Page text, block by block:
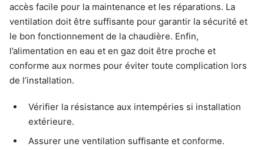
accès facile pour la maintenance et les réparations. La
ventilation doit être suffisante pour garantir la sécurité et
le bon fonctionnement de la chaudière. Enfin,
l’alimentation en eau et en gaz doit être proche et
conforme aux normes pour éviter toute complication lors
de l’installation.
Vérifier la résistance aux intempéries si installation
extérieure.
Assurer une ventilation suffisante et conforme.